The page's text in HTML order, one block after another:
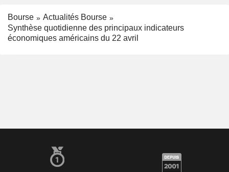
Bourse
Actualités Bourse
Synthèse quotidienne des principaux indicateurs
économiques américains du 22 avril